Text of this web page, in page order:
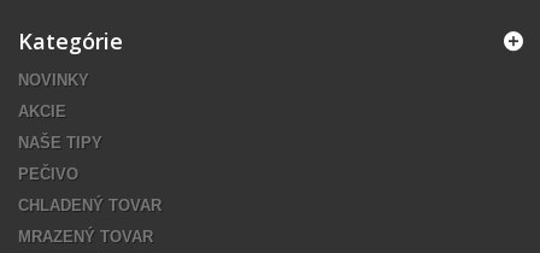
Kategórie
NOVINKY
AKCIE
NAŠE TIPY
PEČIVO
CHLADENÝ TOVAR
MRAZENÝ TOVAR